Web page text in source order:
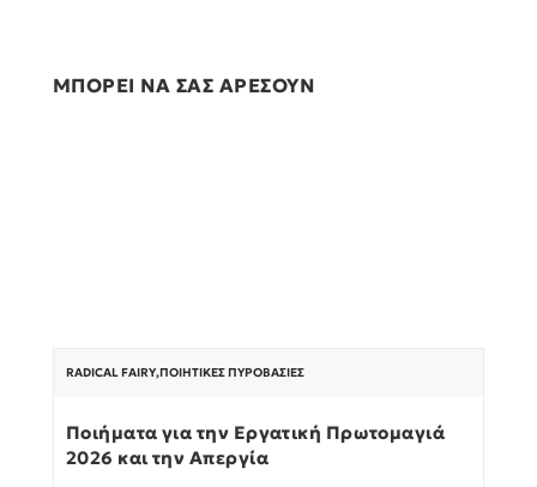
ΜΠΟΡΕΙ ΝΑ ΣΑΣ ΑΡΕΣΟΥΝ
RADICAL FAIRY,ΠΟΙΗΤΙΚΈΣ ΠΥΡΟΒΑΣΊΕΣ
Ποιήματα για την Εργατική Πρωτομαγιά
2026 και την Απεργία